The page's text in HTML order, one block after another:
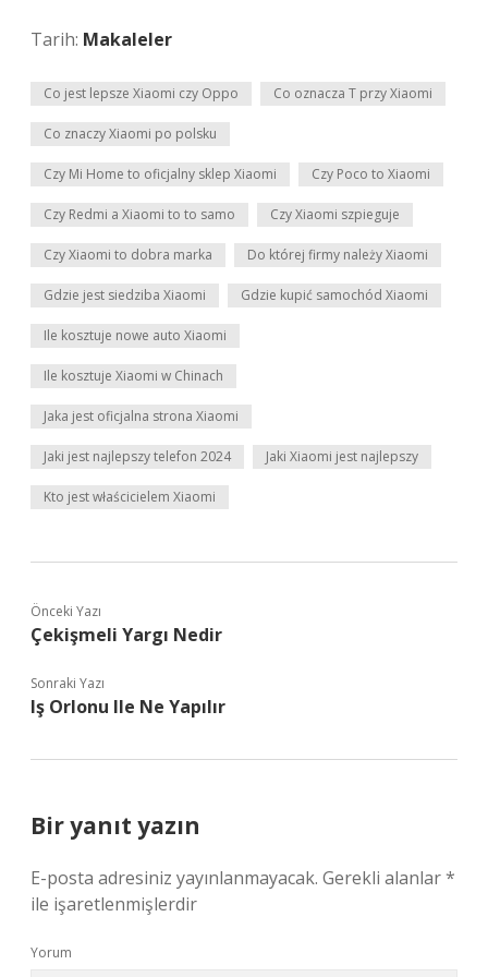
Tarih: Makaleler
Co jest lepsze Xiaomi czy Oppo Co oznacza T przy Xiaomi
Co znaczy Xiaomi po polsku
Czy Mi Home to oficjalny sklep Xiaomi Czy Poco to Xiaomi
Czy Redmi a Xiaomi to to samo Czy Xiaomi szpieguje
Czy Xiaomi to dobra marka Do której firmy należy Xiaomi
Gdzie jest siedziba Xiaomi Gdzie kupić samochód Xiaomi
Ile kosztuje nowe auto Xiaomi
Ile kosztuje Xiaomi w Chinach
Jaka jest oficjalna strona Xiaomi
Jaki jest najlepszy telefon 2024 Jaki Xiaomi jest najlepszy
Kto jest właścicielem Xiaomi
Önceki Yazı
Çekişmeli Yargı Nedir
Sonraki Yazı
Iş Orlonu Ile Ne Yapılır
Bir yanıt yazın
E-posta adresiniz yayınlanmayacak. Gerekli alanlar*
ile işaretlenmişlerdir
Yorum